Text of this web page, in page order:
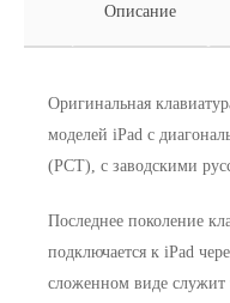
Описание
Оригинальная
моделей iPad c
(РСТ), с заводскими
Последнее поколение
подключается к iPad
сложенном виде